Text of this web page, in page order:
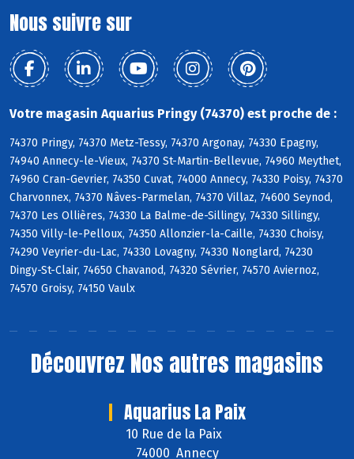
Nous suivre sur
Votre magasin Aquarius Pringy (74370) est proche de :
74370 Pringy, 74370 Metz-Tessy, 74370 Argonay, 74330 Epagny,
74940 Annecy-le-Vieux, 74370 St-Martin-Bellevue, 74960 Meythet,
74960 Cran-Gevrier, 74350 Cuvat, 74000 Annecy, 74330 Poisy, 74370
Charvonnex, 74370 Nâves-Parmelan, 74370 Villaz, 74600 Seynod,
74370 Les Ollières, 74330 La Balme-de-Sillingy, 74330 Sillingy,
74350 Villy-le-Pelloux, 74350 Allonzier-la-Caille, 74330 Choisy,
74290 Veyrier-du-Lac, 74330 Lovagny, 74330 Nonglard, 74230
Dingy-St-Clair, 74650 Chavanod, 74320 Sévrier, 74570 Aviernoz,
74570 Groisy, 74150 Vaulx
Découvrez Nos autres magasins
Aquarius La Paix
10 Rue de la Paix
74000 Annecy